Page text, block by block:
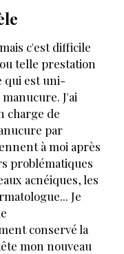
c'est difficile
telle prestation
qui est uni­
J'ai
charge de
par
à moi après
problématiques
acnéiques, les
Je
conservé la
mon nouveau